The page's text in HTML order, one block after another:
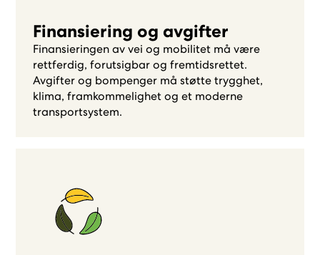
Finansiering og avgifter
Finansieringen av vei og mobilitet må være
rettferdig, forutsigbar og fremtidsrettet.
Avgifter og bompenger må støtte trygghet,
klima, framkommelighet og et moderne
transportsystem.